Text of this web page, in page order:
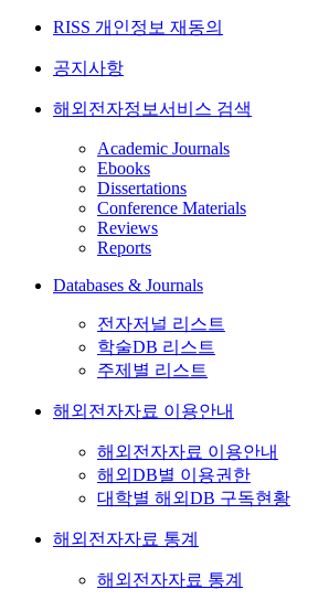
RISS 개인정보 재동의
공지사항
해외전자정보서비스 검색
Academic Journals
Ebooks
Dissertations
Conference Materials
Reviews
Reports
Databases & Journals
전자저널 리스트
학술DB 리스트
주제별 리스트
해외전자자료 이용안내
해외전자자료 이용안내
해외DB별 이용권한
대학별 해외DB 구독현황
해외전자자료 통계
해외전자자료 통계